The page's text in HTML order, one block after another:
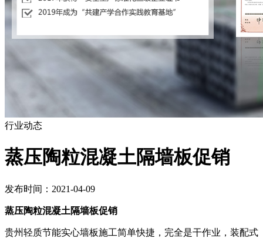
行业动态
蒸压陶粒混凝土隔墙板促销
发布时间：2021-04-09
蒸压陶粒混凝土隔墙板促销
贵州轻质节能实心墙板施工简单快捷，完全是干作业，装配式